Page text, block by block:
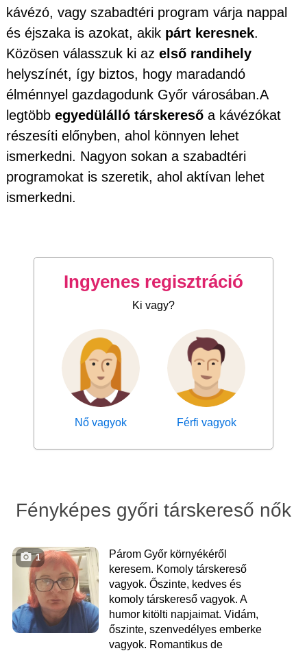
kávézó, vagy szabadtéri program várja nappal
és éjszaka is azokat, akik párt keresnek.
Közösen válasszuk ki az első randihely
helyszínét, így biztos, hogy maradandó
élménnyel gazdagodunk Győr városában.A
legtöbb egyedülálló társkereső a kávézókat
részesíti előnyben, ahol könnyen lehet
ismerkedni. Nagyon sokan a szabadtéri
programokat is szeretik, ahol aktívan lehet
ismerkedni.
Ingyenes regisztráció
Ki vagy?
Nő vagyok Férfi vagyok
Fényképes győri társkereső nők
1
Párom Győr környékéről
keresem. Komoly társkereső
vagyok. Őszinte, kedves és
komoly társkereső vagyok. A
humor kitölti napjaimat. Vidám,
őszinte, szenvedélyes emberke
vagyok. Romantikus de